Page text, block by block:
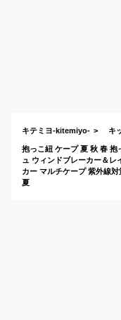
キテミヨ-kitemiyo- キ
抱っこ紐 ケープ 夏 秋 春 抱
ュ ウィンドブレーカー＆
カー マルチケープ 紫外線
夏